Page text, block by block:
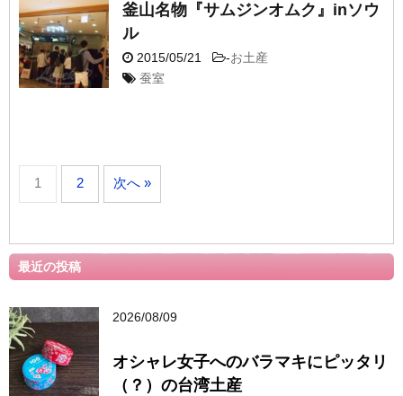
釜山名物『サムジンオムク』inソウ
ル
2015/05/21 -お土産
蚕室
1 2 次へ »
最近の投稿
2026/08/09
オシャレ女子へのバラマキにピッタリ
（？）の台湾土産